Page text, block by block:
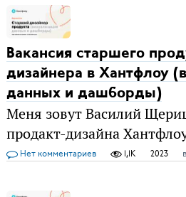
Вакансия старшего
дизайнера в Хантфлоу
данных и дашборды)
Меня зовут Василий
продакт-дизайна
Нет комментариев 1,1K 2023